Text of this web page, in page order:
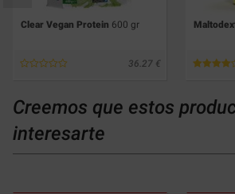
Clear Vegan Protein 600 gr
36.27
Creemos que estos
interesarte